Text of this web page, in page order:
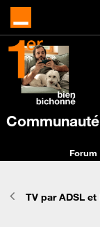
Communauté
Forum
TV par ADSL et